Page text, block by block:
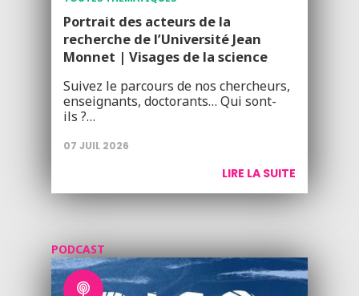
Portrait des acteurs de la
recherche de l’Université Jean
Monnet | Visages de la science
Suivez le parcours de nos chercheurs,
enseignants, doctorants… Qui sont-
ils ?…
07 JUIL 2026
LIRE LA SUITE
PODCAST